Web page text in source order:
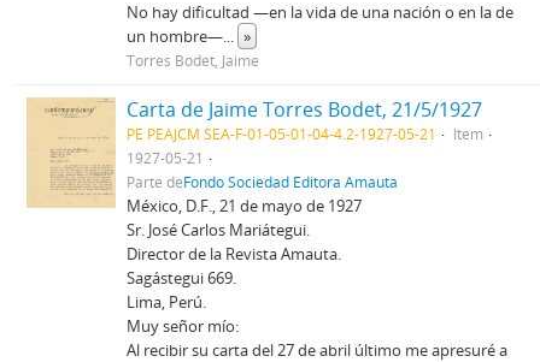
No hay dificultad —en la vida de una nación o en la de
un hombre—... »
Torres Bodet, Jaime
Carta de Jaime Torres Bodet, 21/5/1927
PE PEAJCM SEA-F-01-05-01-04-4.2-1927-05-21
Item
1927-05-21
Parte deFondo Sociedad Editora Amauta
México, D.F., 21 de mayo de 1927
Sr. José Carlos Mariátegui.
Director de la Revista Amauta.
Sagástegui 669.
Lima, Perú.
Muy señor mío:
Al recibir su carta del 27 de abril último me apresuré a